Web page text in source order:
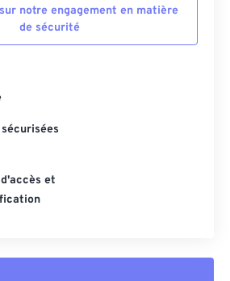
notre engagement en matière
de sécurité
et